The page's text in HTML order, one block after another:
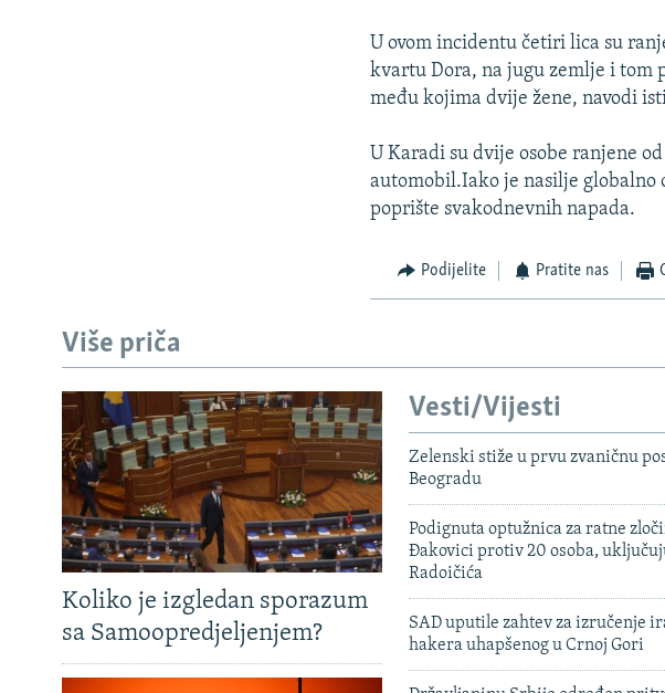
TRI DECENIJE OD RATA U BIH
SVE KARTE DEJTONA
NASTANAK I RASPAD JUGOSLAVIJE
U ovom incidentu četiri lica su
kvartu Dora, na jugu zemlje i tom
među kojima dvije žene, navodi
U Karadi su dvije osobe ranjene
automobil.Iako je nasilje
poprište svakodnevnih napada.
Podijelite Pratite nas
Više priča
Koliko je izgledan sporazum
sa Samoopredjeljenjem?
Vesti/Vijesti
Zelenski stiže u prvu zvaničnu
Beogradu
Podignuta optužnica za ratne
Đakovici protiv 20 osoba,
Radoičića
SAD uputile zahtev za izručenje
hakera uhapšenog u Crnoj Gori